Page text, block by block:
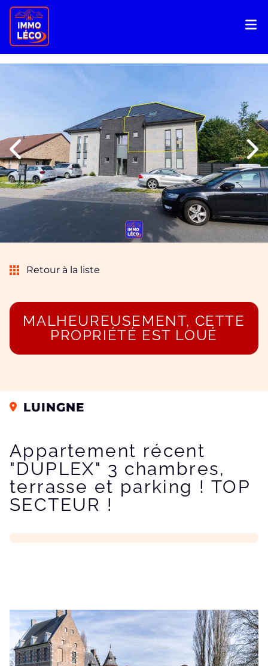
Retour à la liste
MALHEUREUSEMENT, CETTE
PROPRIÉTÉ EST LOUÉ
LUINGNE
Appartement récent
"DUPLEX" 3 chambres,
terrasse et parking ! TOP
SECTEUR !